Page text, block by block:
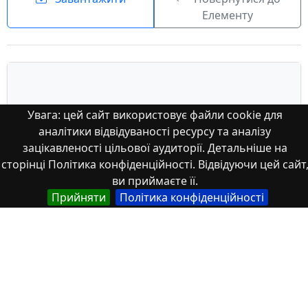
Увага: цей сайт використовує файли cookie для
аналітики відвідуваності ресурсу та аналізу
зацікавленості цільової аудиторії. Детальніше на
сторінці Політика конфіденційності. Відвідуючи цей сайт,
ви приймаєте її.
Прийняти
Політика конфіденційності
Елементу